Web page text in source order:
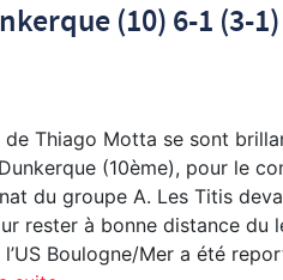
(10) 6-1 (3-
de Thiago Motta se sont
(10ème), pour le
du groupe A. Les Titis
rester à bonne distance du
Boulogne/Mer a été